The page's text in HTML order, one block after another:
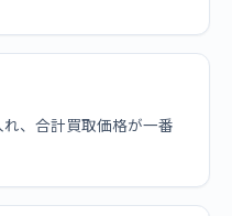
、合計買取価格が一番